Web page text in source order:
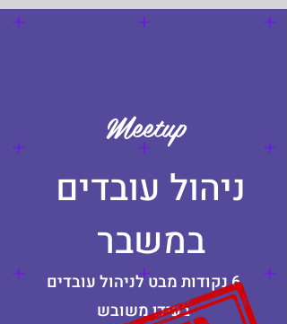
Meetup
ניהול עובדים
במשבר
6 נקודות מבט לניהול עובדים
בעידן משובש